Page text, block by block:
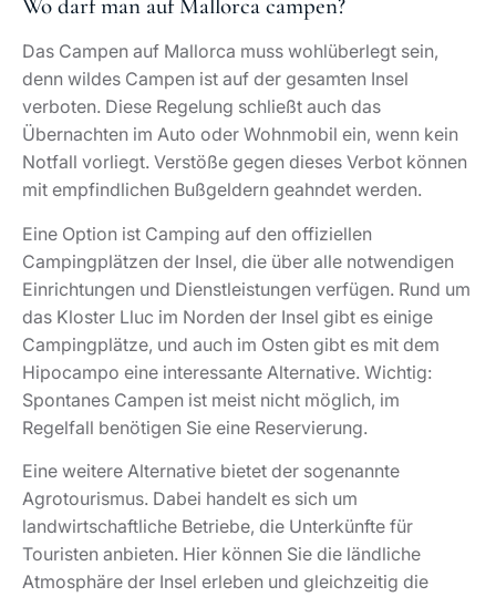
Wo darf man auf Mallorca campen?
Das Campen auf Mallorca muss wohlüberlegt sein,
denn wildes Campen ist auf der gesamten Insel
verboten. Diese Regelung schließt auch das
Übernachten im Auto oder Wohnmobil ein, wenn kein
Notfall vorliegt. Verstöße gegen dieses Verbot können
mit empfindlichen Bußgeldern geahndet werden.
Eine Option ist Camping auf den offiziellen
Campingplätzen der Insel, die über alle notwendigen
Einrichtungen und Dienstleistungen verfügen. Rund um
das Kloster Lluc im Norden der Insel gibt es einige
Campingplätze, und auch im Osten gibt es mit dem
Hipocampo eine interessante Alternative. Wichtig:
Spontanes Campen ist meist nicht möglich, im
Regelfall benötigen Sie eine Reservierung.
Eine weitere Alternative bietet der sogenannte
Agrotourismus. Dabei handelt es sich um
landwirtschaftliche Betriebe, die Unterkünfte für
Touristen anbieten. Hier können Sie die ländliche
Atmosphäre der Insel erleben und gleichzeitig die